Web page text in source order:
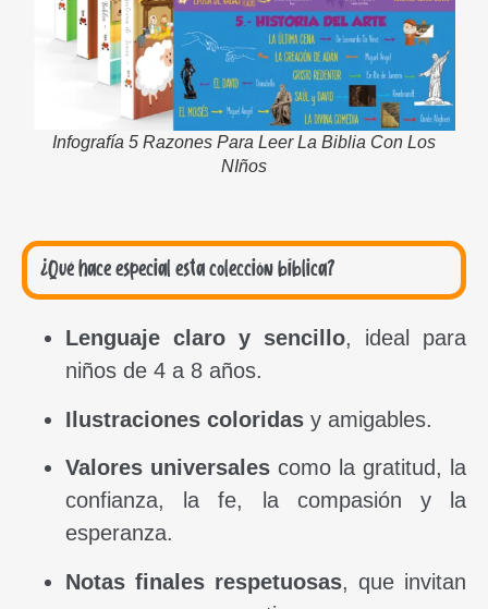
Infografía 5 Razones Para Leer La Biblia Con Los
NIños
¿Qué hace especial esta colección bíblica?
Lenguaje claro y sencillo, ideal para
niños de 4 a 8 años.
Ilustraciones coloridas y amigables.
Valores universales como la gratitud, la
confianza, la fe, la compasión y la
esperanza.
Notas finales respetuosas, que invitan